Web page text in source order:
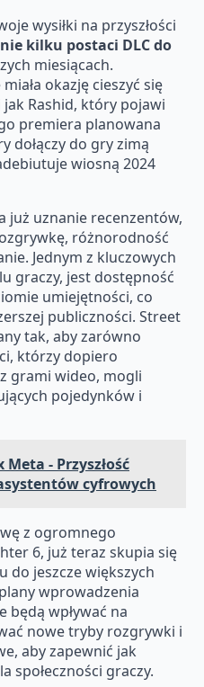
wysiłki na przyszłości
kilku postaci DLC do
miesiącach.
okazję cieszyć się
Rashid, który pojawi
premiera planowana
dołączy do gry zimą
wiosną 2024
już uznanie recenzentów,
różnorodność
Jednym z kluczowych
graczy, jest dostępność
umiejętności, co
publiczności. Street
tak, aby zarówno
którzy dopiero
grami wideo, mogli
pojedynków i
Meta - Przyszłość
cyfrowych
z ogromnego
6, już teraz skupia się
do jeszcze większych
wprowadzenia
będą wpływać na
nowe tryby rozgrywki i
aby zapewnić jak
społeczności graczy.